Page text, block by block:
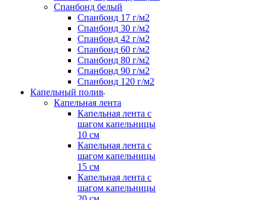
Спанбонд белый
Спанбонд 17 г/м2
Спанбонд 30 г/м2
Спанбонд 42 г/м2
Спанбонд 60 г/м2
Спанбонд 80 г/м2
Спанбонд 90 г/м2
Спанбонд 120 г/м2
Капельный полив
Капельная лента
Капельная лента с
шагом капельницы
10 см
Капельная лента с
шагом капельницы
15 см
Капельная лента с
шагом капельницы